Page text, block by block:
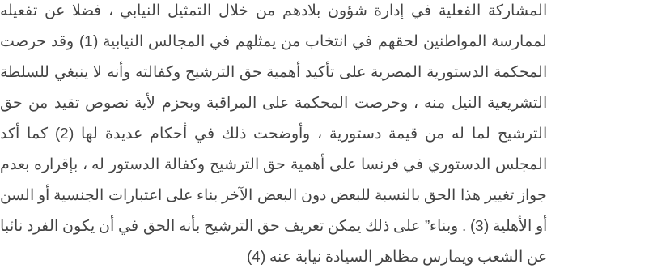
المشاركة الفعلية في إدارة شؤون بلادهم من خلال التمثيل النيابي ، فضلا عن تفعيله
لممارسة المواطنين لحقهم في انتخاب من يمثلهم في المجالس النيابية (1) وقد حرصت
المحكمة الدستورية المصرية على تأكيد أهمية حق الترشيح وكفالته وأنه لا ينبغي للسلطة
التشريعية النيل منه ، وحرصت المحكمة على المراقبة وبحزم لأية نصوص تقيد من حق
الترشيح لما له من قيمة دستورية ، وأوضحت ذلك في أحكام عديدة لها (2) كما أكد
المجلس الدستوري في فرنسا على أهمية حق الترشيح وكفالة الدستور له ، بإقراره بعدم
جواز تغيير هذا الحق بالنسبة للبعض دون البعض الآخر بناء على اعتبارات الجنسية أو السن
أو الأهلية (3) . وبناء” على ذلك يمكن تعريف حق الترشيح بأنه الحق في أن يكون الفرد نائبا
عن الشعب ويمارس مظاهر السيادة نيابة عنه (4)